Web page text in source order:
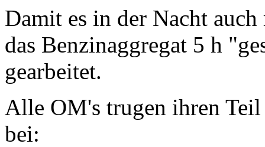
Damit es in der Nacht
das Benzinaggregat 5 h
gearbeitet.
Alle OM's trugen ihren
bei: